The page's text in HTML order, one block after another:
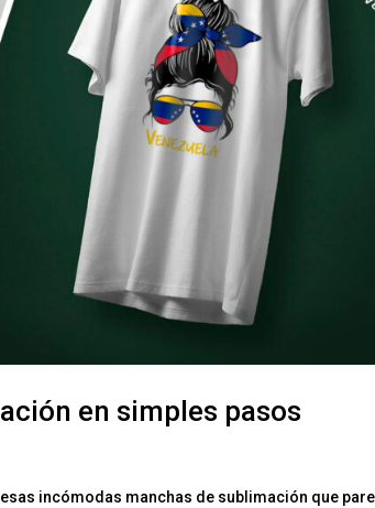
en simples pasos
incómodas manchas de sublimación que